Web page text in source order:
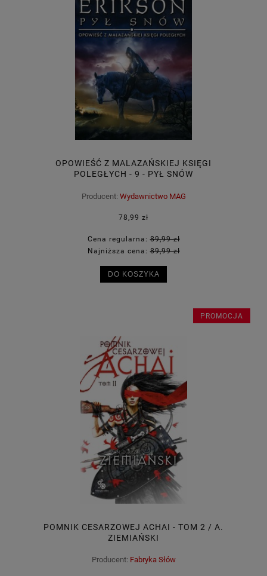
OPOWIEŚĆ Z MALAZAŃSKIEJ KSIĘGI
POLEGŁYCH - 9 - PYŁ SNÓW
Producent: Wydawnictwo MAG
78,99 zł
Cena regularna:89,99 zł
Najniższa cena:89,99 zł
DO KOSZYKA
POMNIK CESARZOWEJ ACHAI - TOM 2 / A.
ZIEMIAŃSKI
Producent: Fabryka Słów
PROMOCJA